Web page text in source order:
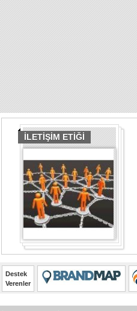
İLETİŞİM ETİĞİ
Destek
Verenler